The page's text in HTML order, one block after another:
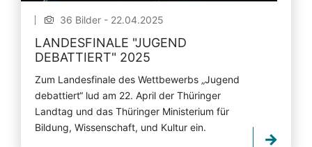
36 Bilder - 22.04.2025
LANDESFINALE "JUGEND
DEBATTIERT" 2025
Zum Landesfinale des Wettbewerbs „Jugend
debattiert“ lud am 22. April der Thüringer
Landtag und das Thüringer Ministerium für
Bildung, Wissenschaft, und Kultur ein.